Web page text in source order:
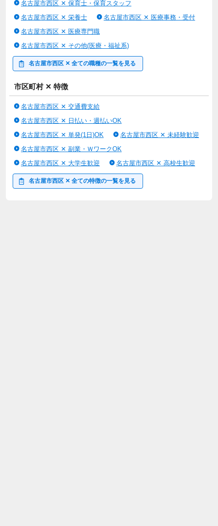
再雇用65歳まで
退職金あり（勤続3年以上）
【年齢要件は雇用対策法 １号を適用の上、制限を設けていま
す】
す。
事業許可番号：13-ユ-303765
Workgate(ワークゲート株式会社)
名古屋市西区 ✕ 保育士・保育スタッフ
名古屋市西区 ✕ 栄養士
名古屋市西区 ✕ 医療事務・受付
名古屋市西区 ✕ 医療専門職
名古屋市西区 ✕ その他(医療・福祉系)
名古屋市西区 ✕ 全ての職種の一覧を見る
市区町村 ✕ 特徴
名古屋市西区 ✕ 交通費支給
名古屋市西区 ✕ 日払い・週払いOK
名古屋市西区 ✕ 単発(1日)OK
名古屋市西区 ✕ 未経験歓迎
名古屋市西区 ✕ 副業・ＷワークOK
名古屋市西区 ✕ 大学生歓迎
名古屋市西区 ✕ 高校生歓迎
名古屋市西区 ✕ 全ての特徴の一覧を見る